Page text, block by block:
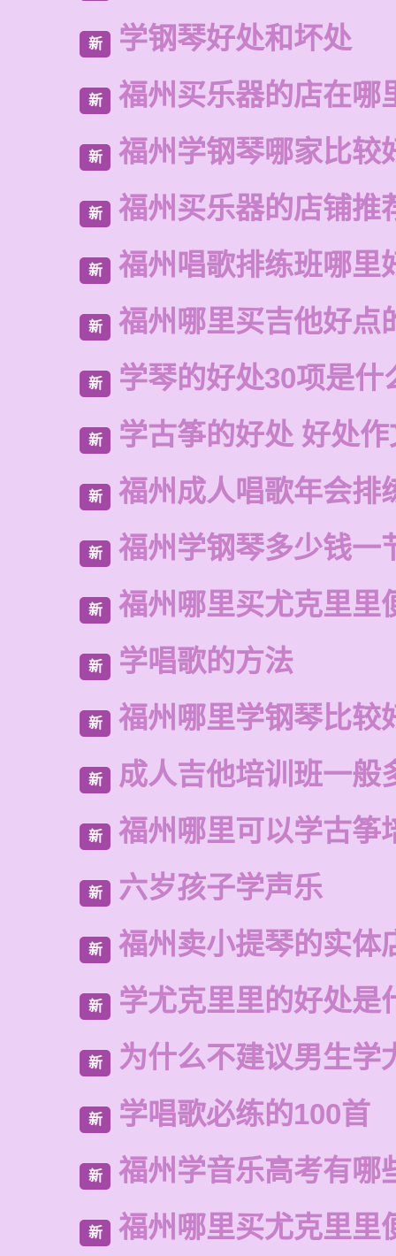
新 学钢琴好处和坏处
新 福州买乐器的店在哪
新 福州学钢琴哪家比较
新 福州买乐器的店铺推
新 福州唱歌排练班哪里
新 福州哪里买吉他好点
新 学琴的好处30项是什
新 学古筝的好处 好处作
新 福州成人唱歌年会排
新 福州学钢琴多少钱一
新 福州哪里买尤克里里
新 学唱歌的方法
新 福州哪里学钢琴比较
新 成人吉他培训班一般
新 福州哪里可以学古筝
新 六岁孩子学声乐
新 福州卖小提琴的实体
新 学尤克里里的好处是
新 为什么不建议男生学
新 学唱歌必练的100首
新 福州学音乐高考有哪
新 福州哪里买尤克里里